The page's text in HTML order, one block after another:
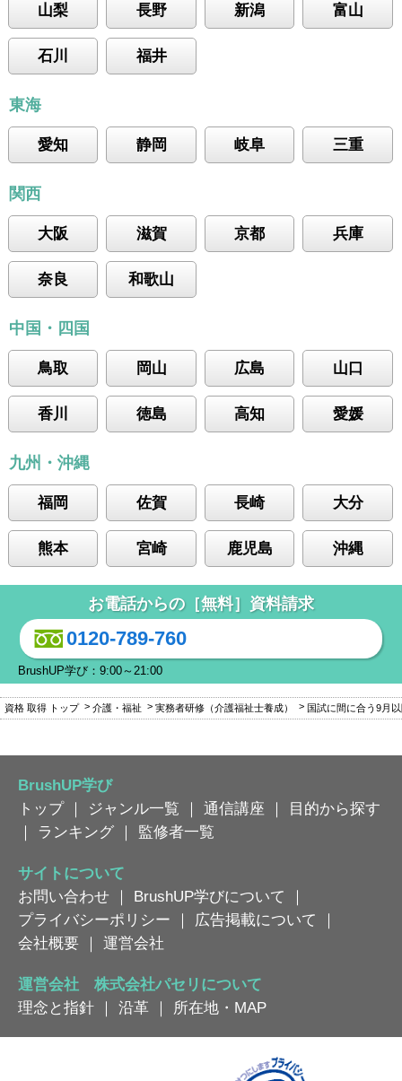
山梨 長野 新潟 富山
石川 福井
東海
愛知 静岡 岐阜 三重
関西
大阪 滋賀 京都 兵庫
奈良 和歌山
中国・四国
鳥取 岡山 広島 山口
香川 徳島 高知 愛媛
九州・沖縄
福岡 佐賀 長崎 大分
熊本 宮崎 鹿児島 沖縄
お電話からの［無料］資料請求
0120-789-760
BrushUP学び：9:00～21:00
資格 取得 トップ 介護・福祉 実務者研修（介護福祉士養成） 国試に間に合う9月
BrushUP学び
トップ｜ ジャンル一覧 ｜ 通信講座 ｜
目的から探す
｜
ランキング ｜ 監修者一覧
サイトについて
お問い合わせ ｜ BrushUP学びについて
｜
プライバシーポリシー ｜ 広告掲載について
｜
会社概要 ｜ 運営会社
運営会社 株式会社パセリについて
理念と指針 ｜ 沿革 ｜ 所在地・MAP